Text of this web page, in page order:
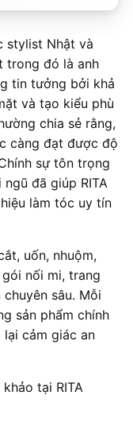
stylist Nhật và
trong đó là anh
tin tưởng bởi khả
và tạo kiểu phù
chia sẻ rằng,
càng đạt được độ
sự tôn trọng
đã giúp RITA
làm tóc uy tín
uốn, nhuộm,
nối mi, trang
sâu. Mỗi
sản phẩm chính
lại cảm giác an
tại RITA